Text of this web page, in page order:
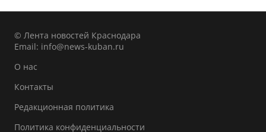
© Лента новостей Краснодара
Email: info@news-kuban.ru
О нас
Контакты
Редакционная политика
Политика конфиденциальности